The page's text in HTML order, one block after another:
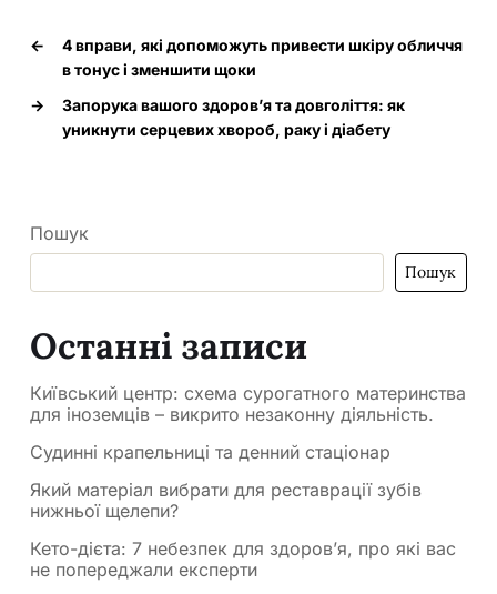
←
4 вправи, які допоможуть привести шкіру обличчя
в тонус і зменшити щоки
→
Запорука вашого здоров’я та довголіття: як
уникнути серцевих хвороб, раку і діабету
Пошук
Пошук
Останні записи
Київський центр: схема сурогатного материнства
для іноземців – викрито незаконну діяльність.
Судинні крапельниці та денний стаціонар
Який матеріал вибрати для реставрації зубів
нижньої щелепи?
Кето-дієта: 7 небезпек для здоров’я, про які вас
не попереджали експерти